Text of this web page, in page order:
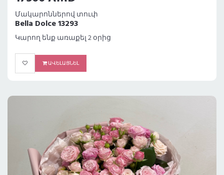
Մակարոններով տուփ
Bella Dolce 13293
Կարող ենք առաքել 2 օրից
ԱՎԵԼԱՑՆԵԼ